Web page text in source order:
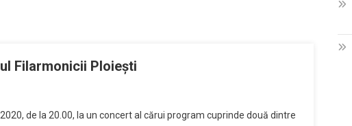
Filarmonicii Ploieşti
de la 20.00, la un concert al cărui program cuprinde două dintre